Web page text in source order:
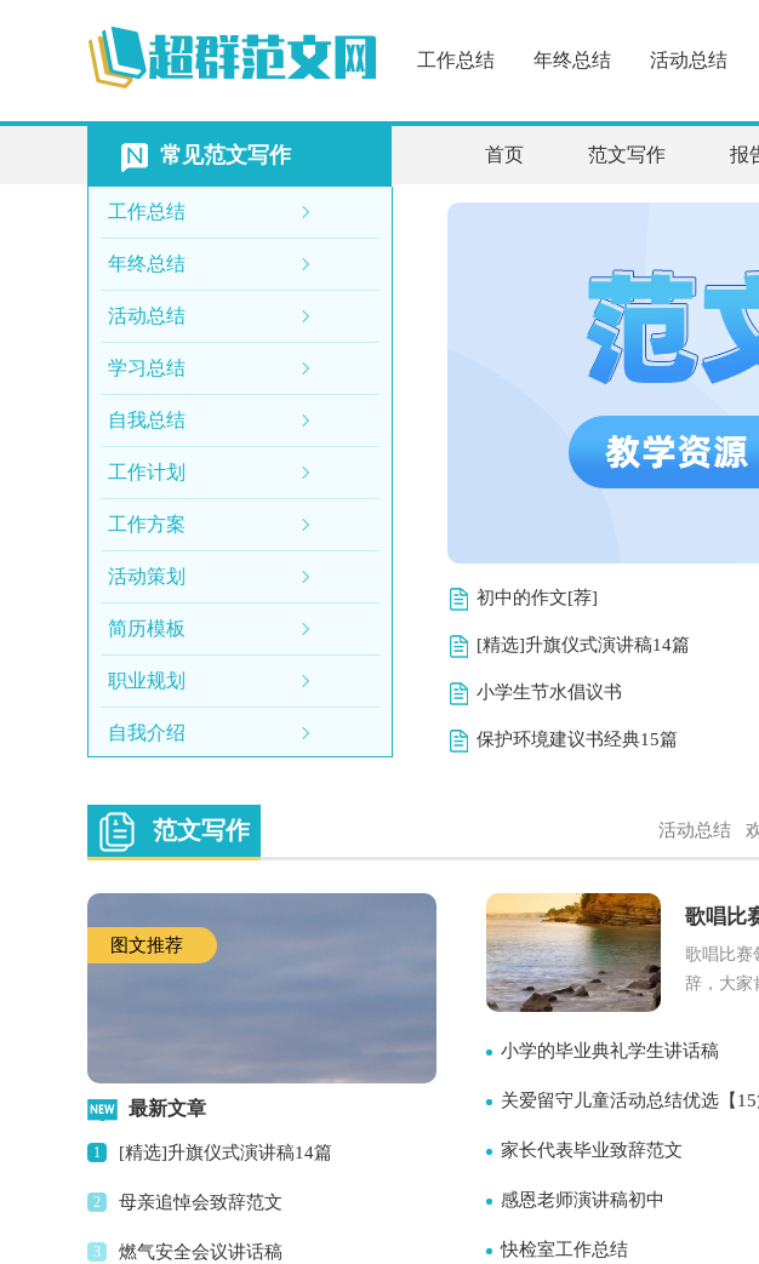
工作总结 年终总结 活动总结
常见范文写作
工作总结
年终总结
活动总结
学习总结
自我总结
工作计划
工作方案
活动策划
简历模板
职业规划
自我介绍
首页 范文写作 报
初中的作文[荐]
[精选]升旗仪式演讲稿14篇
小学生节水倡议书
保护环境建议书经典15篇
范文写作 活动总结
图文推荐
最新文章
1 [精选]升旗仪式演讲稿14篇
2 母亲追悼会致辞范文
3 燃气安全会议讲话稿
歌唱比
歌唱比赛
辞，大家
小学的毕业典礼学生讲话稿
关爱留守儿童活动总结优选【15
家长代表毕业致辞范文
感恩老师演讲稿初中
快检室工作总结